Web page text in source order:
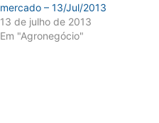
mercado – 13/Jul/2013
13 de julho de 2013
Em "Agronegócio"